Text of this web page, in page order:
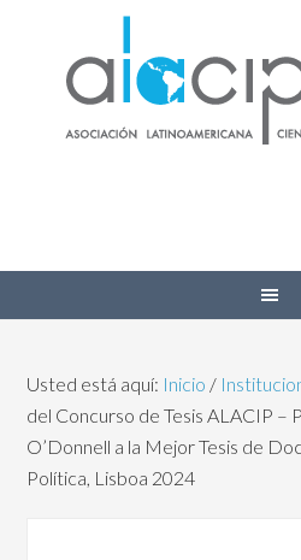
Usted está aquí: Inicio /
del Concurso de Tesis ALACIP –
O’Donnell a la Mejor Tesis de
Política, Lisboa 2024